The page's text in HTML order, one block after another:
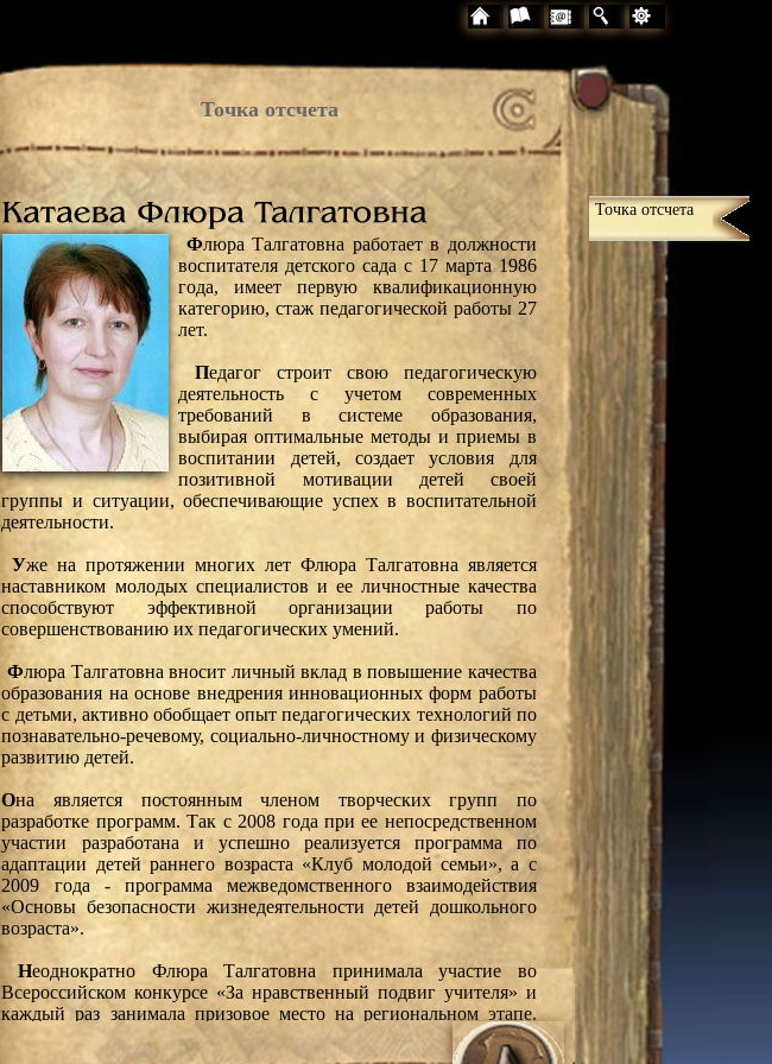
Точка отсчета
Флюра Талгатовна работает в должности
воспитателя детского сада с 17 марта 1986
года, имеет первую квалификационную
категорию, стаж педагогической работы 27
лет.
Педагог строит свою педагогическую
деятельность с учетом современных
требований в системе образования,
выбирая оптимальные методы и приемы в
воспитании детей, создает условия для
позитивной мотивации детей своей
группы и ситуации, обеспечивающие успех в воспитательной
деятельности.
Уже на протяжении многих лет Флюра Талгатовна является
наставником молодых специалистов и ее личностные качества
способствуют эффективной организации работы по
совершенствованию их педагогических умений.
Флюра Талгатовна вносит личный вклад в повышение качества
образования на основе внедрения инновационных форм работы
с детьми, активно обобщает опыт педагогических технологий по
познавательно-речевому, социально-личностному и физическому
развитию детей.
Она является постоянным членом творческих групп по
разработке программ. Так с 2008 года при ее непосредственном
участии разработана и успешно реализуется программа по
адаптации детей раннего возраста «Клуб молодой семьи», а с
2009 года - программа межведомственного взаимодействия
«Основы безопасности жизнедеятельности детей дошкольного
возраста».
Неоднократно Флюра Талгатовна принимала участие во
Всероссийском конкурсе «За нравственный подвиг учителя» и
каждый раз занимала призовое место на региональном этапе.
Так в 2011 году – 3 место за программу по дополнительному
образованию «Родник счастья», а в 2013 году – 2 место в
Точка отсчета